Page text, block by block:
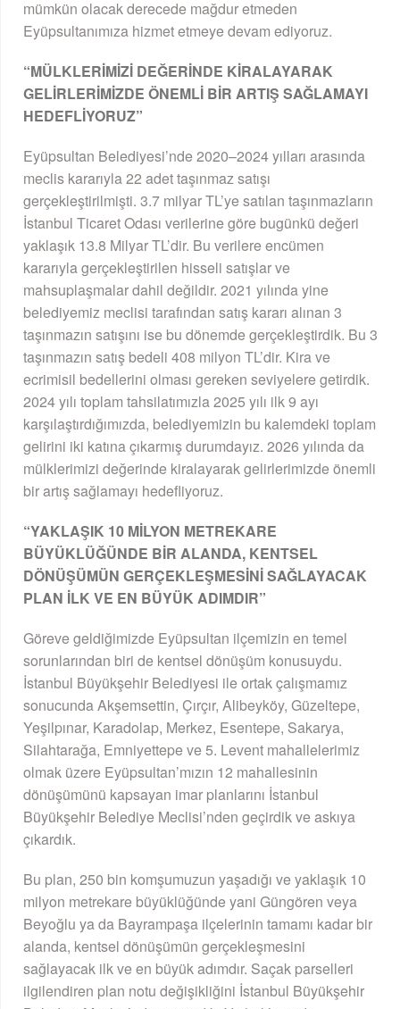
mümkün olacak derecede mağdur etmeden
Eyüpsultanımıza hizmet etmeye devam ediyoruz.
“MÜLKLERİMİZİ DEĞERİNDE KİRALAYARAK
GELİRLERİMİZDE ÖNEMLİ BİR ARTIŞ SAĞLAMAYI
HEDEFLİYORUZ”
Eyüpsultan Belediyesi’nde 2020–2024 yılları arasında
meclis kararıyla 22 adet taşınmaz satışı
gerçekleştirilmişti. 3.7 milyar TL’ye satılan taşınmazların
İstanbul Ticaret Odası verilerine göre bugünkü değeri
yaklaşık 13.8 Milyar TL’dir. Bu verilere encümen
kararıyla gerçekleştirilen hisseli satışlar ve
mahsuplaşmalar dahil değildir. 2021 yılında yine
belediyemiz meclisi tarafından satış kararı alınan 3
taşınmazın satışını ise bu dönemde gerçekleştirdik. Bu 3
taşınmazın satış bedeli 408 milyon TL’dir. Kira ve
ecrimisil bedellerini olması gereken seviyelere getirdik.
2024 yılı toplam tahsilatımızla 2025 yılı ilk 9 ayı
karşılaştırdığımızda, belediyemizin bu kalemdeki toplam
gelirini iki katına çıkarmış durumdayız. 2026 yılında da
mülklerimizi değerinde kiralayarak gelirlerimizde önemli
bir artış sağlamayı hedefliyoruz.
“YAKLAŞIK 10 MİLYON METREKARE
BÜYÜKLÜĞÜNDE BİR ALANDA, KENTSEL
DÖNÜŞÜMÜN GERÇEKLEŞMESİNİ SAĞLAYACAK
PLAN İLK VE EN BÜYÜK ADIMDIR”
Göreve geldiğimizde Eyüpsultan ilçemizin en temel
sorunlarından biri de kentsel dönüşüm konusuydu.
İstanbul Büyükşehir Belediyesi ile ortak çalışmamız
sonucunda Akşemsettin, Çırçır, Alibeyköy, Güzeltepe,
Yeşilpınar, Karadolap, Merkez, Esentepe, Sakarya,
Silahtarağa, Emniyettepe ve 5. Levent mahallelerimiz
olmak üzere Eyüpsultan’mızın 12 mahallesinin
dönüşümünü kapsayan imar planlarını İstanbul
Büyükşehir Belediye Meclisi’nden geçirdik ve askıya
çıkardık.
Bu plan, 250 bin komşumuzun yaşadığı ve yaklaşık 10
milyon metrekare büyüklüğünde yani Güngören veya
Beyoğlu ya da Bayrampaşa ilçelerinin tamamı kadar bir
alanda, kentsel dönüşümün gerçekleşmesini
sağlayacak ilk ve en büyük adımdır. Saçak parselleri
ilgilendiren plan notu değişikliğini İstanbul Büyükşehir